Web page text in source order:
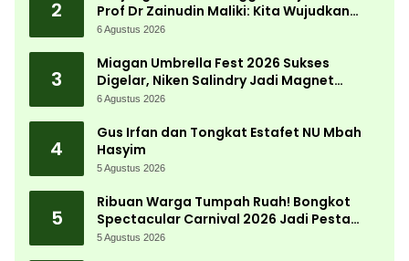
2
Prof Dr Zainudin Maliki: Kita Wujudkan
Kemandirian Ekonomi dengan Potensi
6 Agustus 2026
3
Miagan Umbrella Fest 2026 Sukses
Digelar, Niken Salindry Jadi Magnet
Ribuan Pengunjung
6 Agustus 2026
4
Gus Irfan dan Tongkat Estafet NU Mbah
Hasyim
5 Agustus 2026
5
Ribuan Warga Tumpah Ruah! Bongkot
Spectacular Carnival 2026 Jadi Pesta
Kemerdekaan Terbesar di Peterongan
5 Agustus 2026